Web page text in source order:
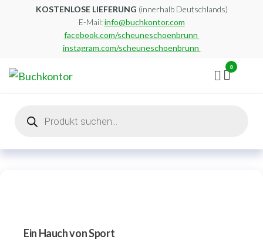
KOSTENLOSE LIEFERUNG (innerhalb Deutschlands)
E-Mail:info@buchkontor.com
facebook.com/scheuneschoenbrunn
instagram.com/scheuneschoenbrunn
0
search
Ein Hauch von Sport